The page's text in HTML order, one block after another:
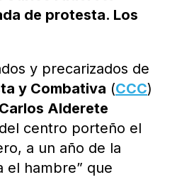
de protesta. Los
y precarizados de
y Combativa (CCC)
Alderete
centro porteño el
a un año de la
el hambre” que